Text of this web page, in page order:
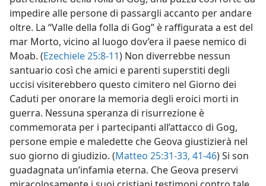
impedire alle persone di passargli accanto per andare
oltre. La “Valle della folla di Gog” è raffigurata a est del
mar Morto, vicino al luogo dov’era il paese nemico di
Moab. (Ezechiele 25:8-11) Non diverrebbe nessun
santuario così che amici e parenti superstiti degli
uccisi visiterebbero questo cimitero nel Giorno dei
Caduti per onorare la memoria degli eroici morti in
guerra. Nessuna speranza di risurrezione è
commemorata per i partecipanti all’attacco di Gog,
persone empie e maledette che Geova giustizierà nel
suo giorno di giudizio. (Matteo 25:31-33, 41-46) Si son
guadagnata un’infamia eterna. Che Geova preservi